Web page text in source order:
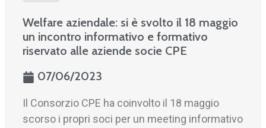
Welfare aziendale: si è svolto il 18 maggio
un incontro informativo e formativo
riservato alle aziende socie CPE
07/06/2023
Il Consorzio CPE ha coinvolto il 18 maggio
scorso i propri soci per un meeting informativo